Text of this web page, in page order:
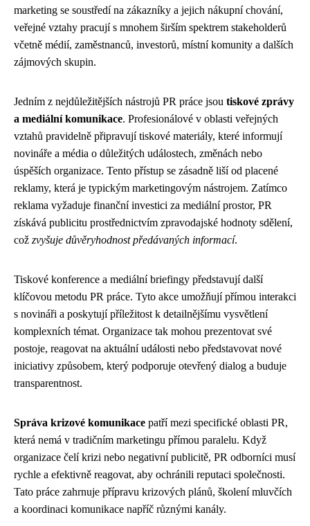
marketing se soustředí na zákazníky a jejich nákupní chování,
veřejné vztahy pracují s mnohem širším spektrem stakeholderů
včetně médií, zaměstnanců, investorů, místní komunity a dalších
zájmových skupin.
Jedním z nejdůležitějších nástrojů PR práce jsou tiskové zprávy
a mediální komunikace. Profesionálové v oblasti veřejných
vztahů pravidelně připravují tiskové materiály, které informují
novináře a média o důležitých událostech, změnách nebo
úspěších organizace. Tento přístup se zásadně liší od placené
reklamy, která je typickým marketingovým nástrojem. Zatímco
reklama vyžaduje finanční investici za mediální prostor, PR
získává publicitu prostřednictvím zpravodajské hodnoty sdělení,
což zvyšuje důvěryhodnost předávaných informací.
Tiskové konference a mediální briefingy představují další
klíčovou metodu PR práce. Tyto akce umožňují přímou interakci
s novináři a poskytují příležitost k detailnějšímu vysvětlení
komplexních témat. Organizace tak mohou prezentovat své
postoje, reagovat na aktuální události nebo představovat nové
iniciativy způsobem, který podporuje otevřený dialog a buduje
transparentnost.
Správa krizové komunikace patří mezi specifické oblasti PR,
která nemá v tradičním marketingu přímou paralelu. Když
organizace čelí krizi nebo negativní publicitě, PR odborníci musí
rychle a efektivně reagovat, aby ochránili reputaci společnosti.
Tato práce zahrnuje přípravu krizových plánů, školení mluvčích
a koordinaci komunikace napříč různými kanály.